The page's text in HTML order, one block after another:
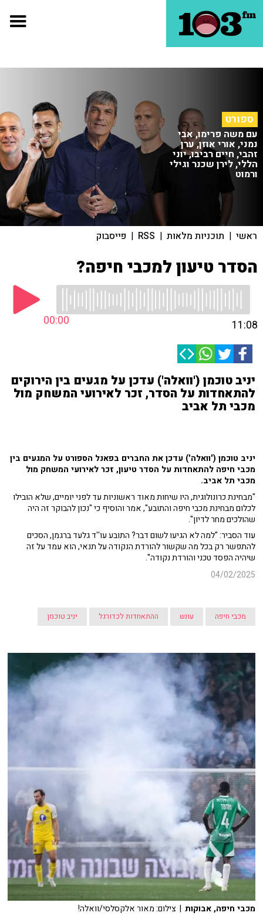
ספורט
עם משה פרימו, אבי
נמני, אורי אוזן, ערן
זהבי, חיים רביבו, יוני
הללי, לירן שכנר וגילי
ורמוט
ראשי | תוכניות מלאות |
RSS
| פייסבוק
הסדר טיעון למכבי חיפה?
00:00 11:08
יניב טוכמן ('וואלה') עדכן על מגעים בין הירוקים
להתאחדות על הסדר, זכר לאירועי המשחק מול
מכבי תל אביב
יניב טוכמן ('וואלה') עדכן את החברים בפאנל הספורט על המגעים בין
מכבי חיפה להתאחדות על הסדר טיעון, זכר לאירועי המשחק מול
מכבי תל אביב.
"מבחינת כרונולוגית, היו שיחות מאוד ראשוניות עד לפני יומיים, שלא הובילו
לכלום מבחינת מכבי חיפה והתובע", אמר והוסיף כי "נכון להבוקר זה היה
שהולכים מחר לדיון".
עוד הסביר: "למה לא הגיעו לשום דבר? התובע עו''ד גלעד ברגמן, הסכים
להתפשר רק בכל מה שקשור להורדת הנקודה על תנאי, הוא עמד על זה
שיהיה הפסד טכני והורדת נקודה".
04/02/2025
מכבי חיפה עונש ההתאחדות לכדורגל יניב טוכמן
מכבי חיפה, אבוקות | צילום: מאור אלקסלסי/וואלה!